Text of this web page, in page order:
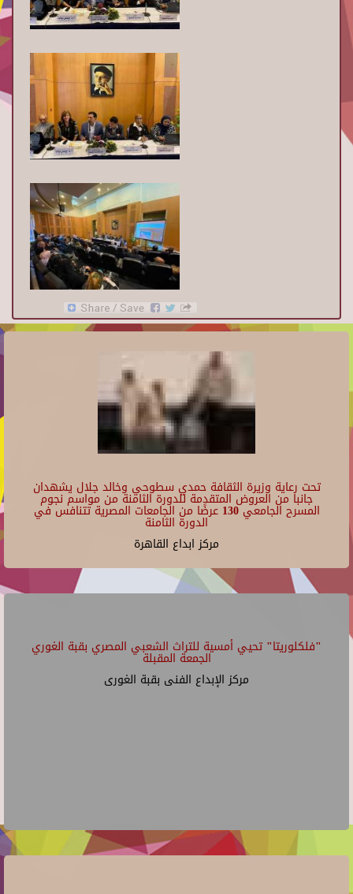
تحت رعاية وزيرة الثقافة حمدي سطوحي وخالد جلال يشهدان
جانبا من العروض المتقدمة للدورة الثامنة من مواسم نجوم
المسرح الجامعي 130 عرضًا من الجامعات المصرية تتنافس في
الدورة الثامنة
مركز ابداع القاهرة
"فلكلوريتا" تحيي أمسية للتراث الشعبي المصري بقبة الغوري
الجمعة المقبلة
مركز الإبداع الفنى بقبة الغورى